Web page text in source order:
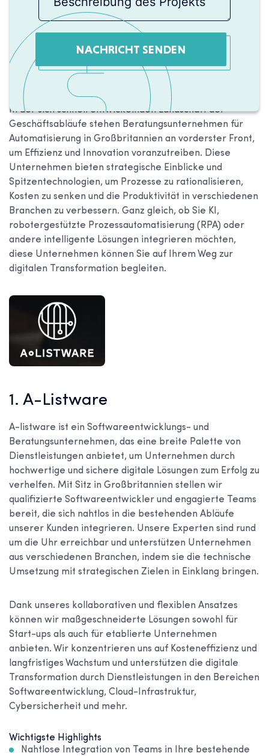
NACHRICHT SENDEN
In der sich schnell entwickelnden Landschaft der
Geschäftsabläufe stehen Beratungsunternehmen für
Automatisierung in Großbritannien an vorderster Front,
um Effizienz und Innovation voranzutreiben. Diese
Unternehmen bieten strategische Einblicke und
Spitzentechnologien, um Prozesse zu rationalisieren,
Kosten zu senken und die Produktivität in verschiedenen
Branchen zu verbessern. Ganz gleich, ob Sie KI,
robotergestützte Prozessautomatisierung (RPA) oder
andere intelligente Lösungen integrieren möchten,
diese Unternehmen können Sie auf Ihrem Weg zur
digitalen Transformation begleiten.
1. A-Listware
A-listware ist ein Softwareentwicklungs- und
Beratungsunternehmen, das eine breite Palette von
Dienstleistungen anbietet, um Unternehmen durch
hochwertige und sichere digitale Lösungen zum Erfolg zu
verhelfen. Mit Sitz in Großbritannien stellen wir
qualifizierte Softwareentwickler und engagierte Teams
bereit, die sich nahtlos in die bestehenden Abläufe
unserer Kunden integrieren. Unsere Experten sind rund
um die Uhr erreichbar und unterstützen Unternehmen
aus verschiedenen Branchen, indem sie die technische
Umsetzung mit strategischen Zielen in Einklang bringen.
Dank unseres kollaborativen und flexiblen Ansatzes
können wir maßgeschneiderte Lösungen sowohl für
Start-ups als auch für etablierte Unternehmen
anbieten. Wir konzentrieren uns auf Kosteneffizienz und
langfristiges Wachstum und unterstützen die digitale
Transformation durch Dienstleistungen in den Bereichen
Softwareentwicklung, Cloud-Infrastruktur,
Cybersicherheit und mehr.
Wichtigste Highlights
Nahtlose Integration von Teams in Ihre bestehende